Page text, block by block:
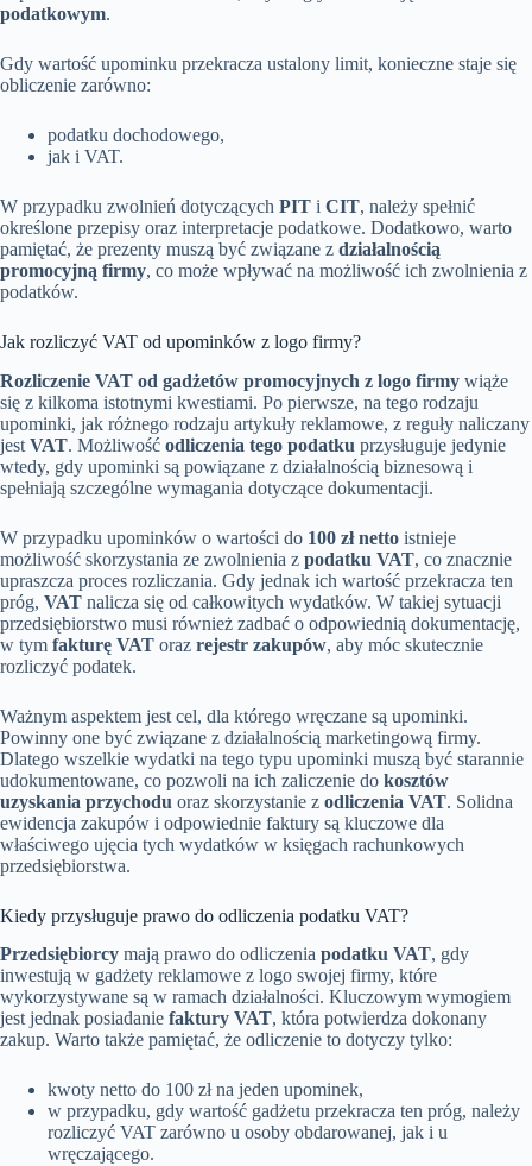
podatkowym.
Gdy wartość upominku przekracza ustalony limit, konieczne staje się
obliczenie zarówno:
podatku dochodowego,
jak i VAT.
W przypadku zwolnień dotyczących PIT i CIT, należy spełnić
określone przepisy oraz interpretacje podatkowe. Dodatkowo, warto
pamiętać, że prezenty muszą być związane z działalnością
promocyjną firmy, co może wpływać na możliwość ich zwolnienia z
podatków.
Jak rozliczyć VAT od upominków z logo firmy?
Rozliczenie VAT od gadżetów promocyjnych z logo firmy wiąże
się z kilkoma istotnymi kwestiami. Po pierwsze, na tego rodzaju
upominki, jak różnego rodzaju artykuły reklamowe, z reguły naliczany
jest VAT. Możliwość odliczenia tego podatku przysługuje jedynie
wtedy, gdy upominki są powiązane z działalnością biznesową i
spełniają szczególne wymagania dotyczące dokumentacji.
W przypadku upominków o wartości do 100 zł netto istnieje
możliwość skorzystania ze zwolnienia z podatku VAT, co znacznie
upraszcza proces rozliczania. Gdy jednak ich wartość przekracza ten
próg, VAT nalicza się od całkowitych wydatków. W takiej sytuacji
przedsiębiorstwo musi również zadbać o odpowiednią dokumentację,
w tym fakturę VAT oraz rejestr zakupów, aby móc skutecznie
rozliczyć podatek.
Ważnym aspektem jest cel, dla którego wręczane są upominki.
Powinny one być związane z działalnością marketingową firmy.
Dlatego wszelkie wydatki na tego typu upominki muszą być starannie
udokumentowane, co pozwoli na ich zaliczenie do kosztów
uzyskania przychodu oraz skorzystanie z odliczenia VAT. Solidna
ewidencja zakupów i odpowiednie faktury są kluczowe dla
właściwego ujęcia tych wydatków w księgach rachunkowych
przedsiębiorstwa.
Kiedy przysługuje prawo do odliczenia podatku VAT?
Przedsiębiorcy mają prawo do odliczenia podatku VAT, gdy
inwestują w gadżety reklamowe z logo swojej firmy, które
wykorzystywane są w ramach działalności. Kluczowym wymogiem
jest jednak posiadanie faktury VAT, która potwierdza dokonany
zakup. Warto także pamiętać, że odliczenie to dotyczy tylko:
kwoty netto do 100 zł na jeden upominek,
w przypadku, gdy wartość gadżetu przekracza ten próg, należy
rozliczyć VAT zarówno u osoby obdarowanej, jak i u
wręczającego.